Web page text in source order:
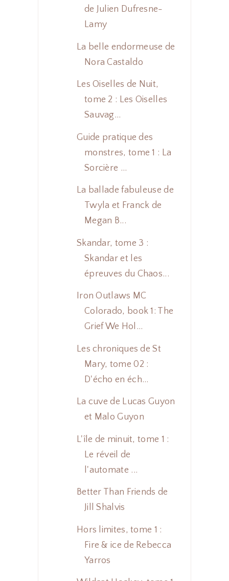
de Julien Dufresne-
Lamy
La belle endormeuse de
Nora Castaldo
Les Oiselles de Nuit,
tome 2 : Les Oiselles
Sauvag...
Guide pratique des
monstres, tome 1 : La
Sorcière ...
La ballade fabuleuse de
Twyla et Franck de
Megan B...
Skandar, tome 3 :
Skandar et les
épreuves du Chaos...
Iron Outlaws MC
Colorado, book 1: The
Grief We Hol...
Les chroniques de St
Mary, tome 02 :
D'écho en éch...
La cuve de Lucas Guyon
et Malo Guyon
L'île de minuit, tome 1 :
Le réveil de
l'automate ...
Better Than Friends de
Jill Shalvis
Hors limites, tome 1 :
Fire & ice de Rebecca
Yarros